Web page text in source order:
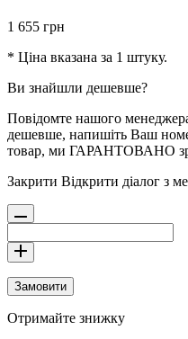
1 655 грн
* Ціна вказана за 1 штуку.
Ви знайшли дешевше?
Повідомте нашого
дешевше, напишіть Ваш
товар, ми ГАРАНТОВАНО
Закрити Відкрити діалог з
Замовити
Отримайте знижку